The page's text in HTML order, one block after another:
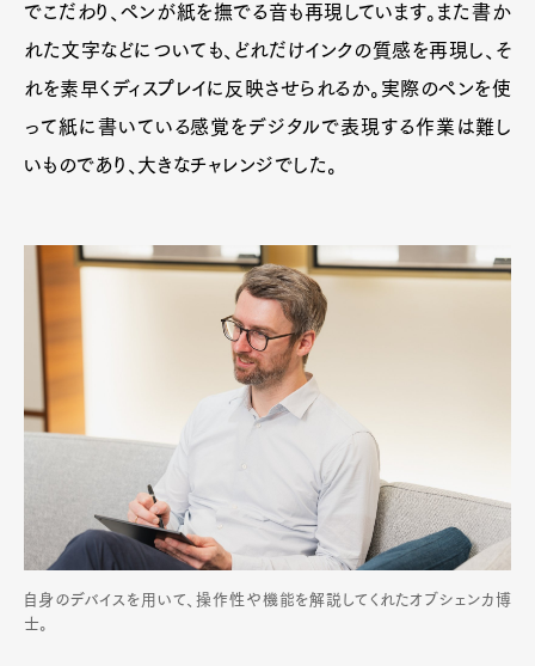
でこだわり、ペンが紙を撫でる音も再現しています。また書か
れた文字などについても、どれだけインクの質感を再現し、そ
れを素早くディスプレイに反映させられるか。実際のペンを使
って紙に書いている感覚をデジタルで表現する作業は難し
いものであり、大きなチャレンジでした。
自身のデバイスを用いて、操作性や機能を解説してくれたオブシェンカ博
士。